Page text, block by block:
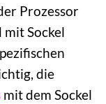
Prozessor
Sockel
die
mit dem Sockel